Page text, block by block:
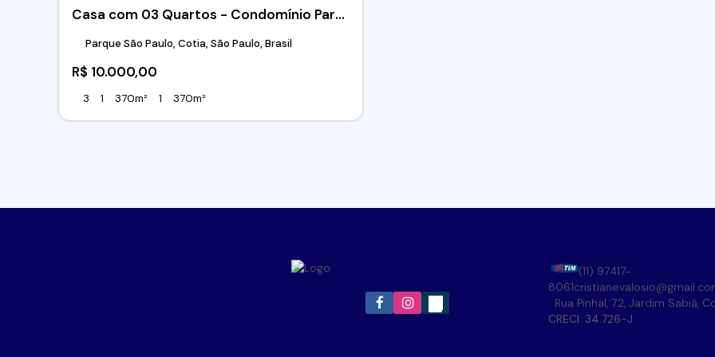
Casa com 03 Quartos - Condomínio Parque São Paulo -Cotia/SP
R$ 10.000,00
Parque São Paulo, Cotia, São Paulo, Brasil
3 1 370m² 1 370m²
(11) 97417-
8061
Rua Pinhal 72 Jardim Sabiá
CRECI: 34.726-J